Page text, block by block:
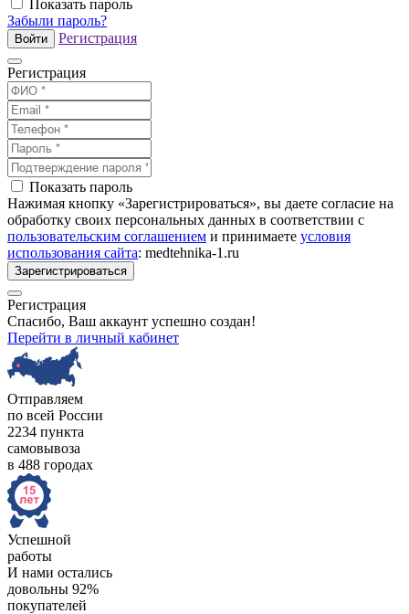
Показать пароль
Забыли пароль?
Войти Регистрация
Регистрация
Показать пароль
Нажимая кнопку «Зарегистрироваться», вы даете согласие на
обработку своих персональных данных в соответствии с
пользовательским соглашением и принимаете условия
использования сайта: medtehnika-1.ru
Зарегистрироваться
Регистрация
Спасибо, Ваш аккаунт успешно создан!
Перейти в личный кабинет
Отправляем
по всей России
2234 пункта
самовывоза
в 488 городах
Успешной
работы
И нами остались
довольны 92%
покупателей